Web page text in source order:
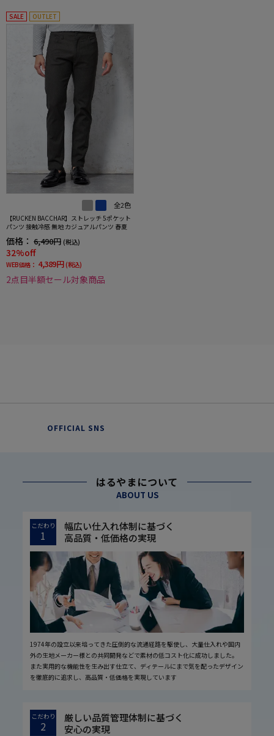
SALE OUTLET
全2色
【RUCKEN BACCHAR】ストレッチ 5ポケット
パンツ 接触冷感 無地 カジュアルパンツ 春夏
価格： 6,490円 (税込)
32%off
WEB価格： 4,389円 (税込)
2点目半額セール対象商品
OFFICIAL SNS
はるやまについて
ABOUT US
こだわり
1
幅広い仕入れ体制に基づく
高品質・低価格の実現
1974年の設立以来培ってきた圧倒的な流通経路を駆使し、大量仕入れや国内
外の生地メーカー様との共同開発などで素材の低コスト化に成功しました。
また実用的な機能性を生み出す仕立て、ディテールにまで気を配ったデザイン
を徹底的に追求し、高品質・低価格を実現しています
こだわり
2
厳しい品質管理体制に基づく
安心の実現